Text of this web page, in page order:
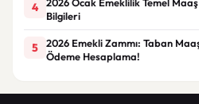
4
Bilgileri
5
2026 Emekli Zammı: Taban
Ödeme Hesaplama!